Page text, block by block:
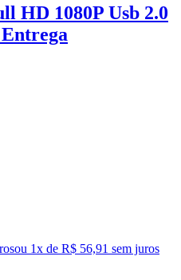
HD 1080P Usb 2.0
ou 1x de R$ 56,91 sem juros